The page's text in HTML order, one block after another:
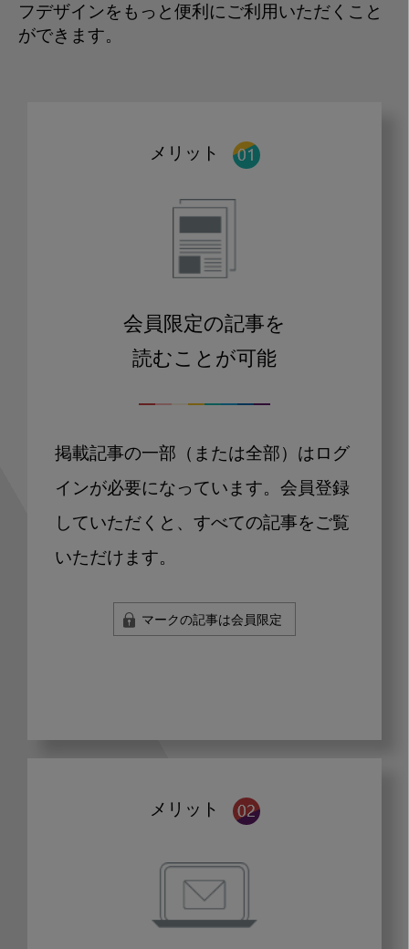
フデザインをもっと便利にご利用いただくこと
ができます。
メリット
会員限定の記事を
読むことが可能
掲載記事の一部（または全部）はログ
インが必要になっています。会員登録
していただくと、すべての記事をご覧
いただけます。
マークの記事は会員限定
メリット